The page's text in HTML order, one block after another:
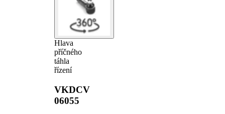
Hlava
příčného
táhla
řízení
VKDCV
06055